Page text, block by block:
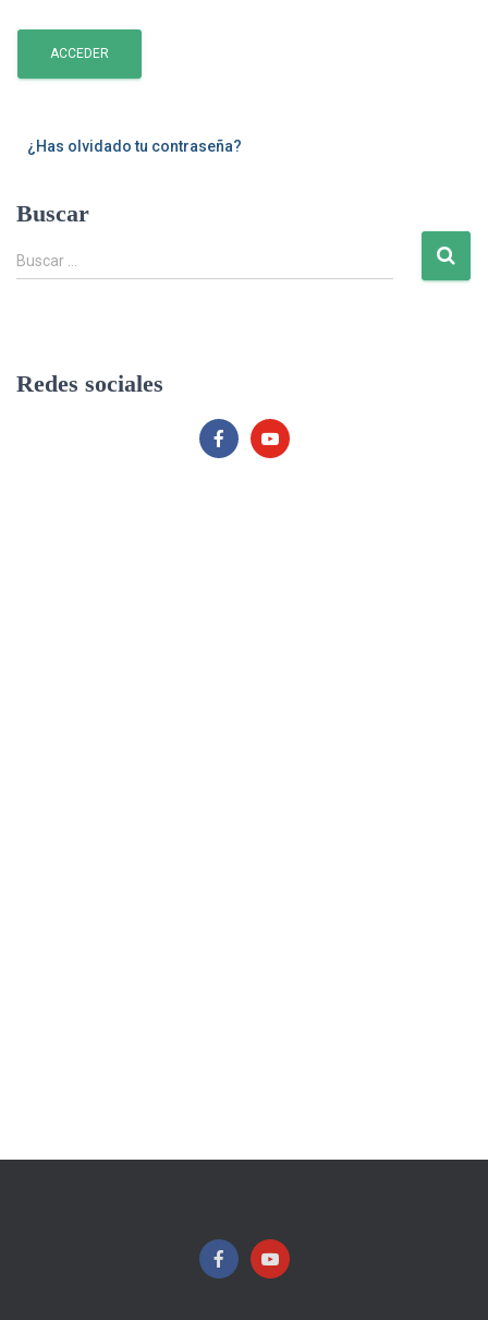
ACCEDER
¿Has olvidado tu contraseña?
Buscar
B
:
Buscar …
Redes sociales